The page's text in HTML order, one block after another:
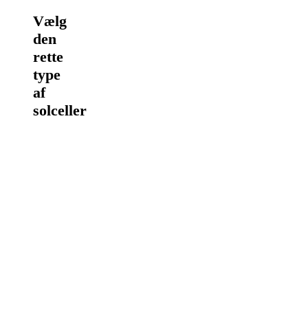
Vælg
den
rette
type
af
solceller